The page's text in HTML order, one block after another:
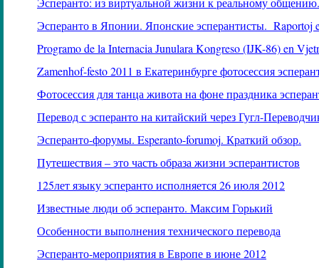
Эсперанто в Японии. Японские эсперантисты. Raportoj
Programo de la Internacia Junulara Kongreso (IJK-86) en
Zamenhof-festo2011 в Екатеринбурге фотосессия
Фотосессия для танца живота на фоне праздника
Перевод с эсперанто на китайский через Гугл-
Эсперанто-форумы. Esperanto-forumoj. Краткий обзор.
Путешествия – это часть образа жизни эсперантистов
125лет языку эсперанто исполняется 26 июля 2012
Известные люди об эсперанто. Максим Горький
Особенности выполнения технического перевода
Эсперанто-мероприятия в Европе в июне 2012